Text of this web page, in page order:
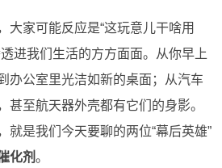
大家可能反应是“这玩意儿干啥用
进我们生活的方方面面。从你早上
办公室里光洁如新的桌面；从汽车
甚至航天器外壳都有它们的身影。
就是我们今天要聊的两位“幕后英雄”
化剂。